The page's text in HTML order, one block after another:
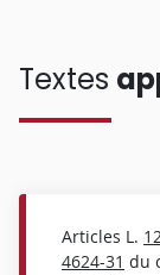
Textes
Articles L.
4624-31 du